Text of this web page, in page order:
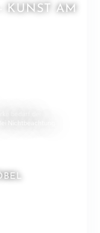
KUNST AM